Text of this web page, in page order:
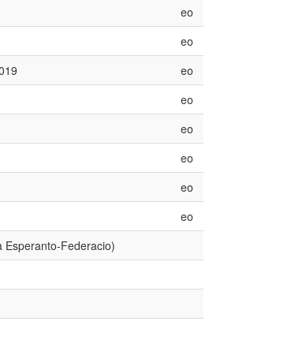
eo
eo
eo
eo
eo
eo
eo
eo
Esperanto-Federacio)